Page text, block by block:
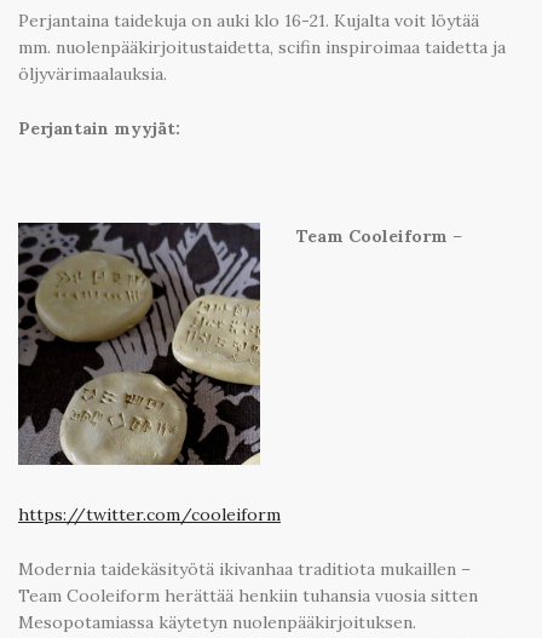
Perjantaina taidekuja on auki klo 16-21. Kujalta voit löytää
mm. nuolenpääkirjoitustaidetta, scifin inspiroimaa taidetta ja
öljyvärimaalauksia.
Perjantain myyjät:
Team Cooleiform –
https://twitter.com/cooleiform
Modernia taidekäsityötä ikivanhaa traditiota mukaillen –
Team Cooleiform herättää henkiin tuhansia vuosia sitten
Mesopotamiassa käytetyn nuolenpääkirjoituksen.